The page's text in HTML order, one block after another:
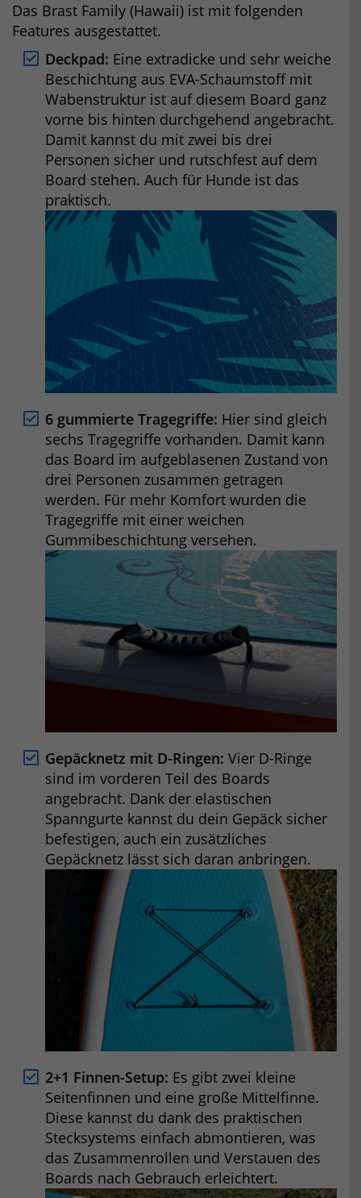
Das Brast Family (Hawaii) ist mit folgenden
Features ausgestattet.
Deckpad: Eine extradicke und sehr weiche
Beschichtung aus EVA-Schaumstoff mit
Wabenstruktur ist auf diesem Board ganz
vorne bis hinten durchgehend angebracht.
Damit kannst du mit zwei bis drei
Personen sicher und rutschfest auf dem
Board stehen. Auch für Hunde ist das
praktisch.
6 gummierte Tragegriffe: Hier sind gleich
sechs Tragegriffe vorhanden. Damit kann
das Board im aufgeblasenen Zustand von
drei Personen zusammen getragen
werden. Für mehr Komfort wurden die
Tragegriffe mit einer weichen
Gummibeschichtung versehen.
Gepäcknetz mit D-Ringen: Vier D-Ringe
sind im vorderen Teil des Boards
angebracht. Dank der elastischen
Spanngurte kannst du dein Gepäck sicher
befestigen, auch ein zusätzliches
Gepäcknetz lässt sich daran anbringen.
2+1 Finnen-Setup: Es gibt zwei kleine
Seitenfinnen und eine große Mittelfinne.
Diese kannst du dank des praktischen
Stecksystems einfach abmontieren, was
das Zusammenrollen und Verstauen des
Boards nach Gebrauch erleichtert.